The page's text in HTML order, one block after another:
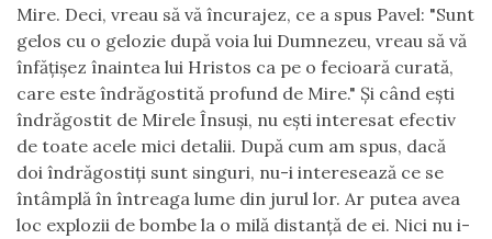
Mire. Deci, vreau să vă încurajez, ce a spus Pavel: "Sunt
gelos cu o gelozie după voia lui Dumnezeu, vreau să vă
înfăţişez înaintea lui Hristos ca pe o fecioară curată,
care este îndrăgostită profund de Mire." Şi când eşti
îndrăgostit de Mirele Însuşi, nu eşti interesat efectiv
de toate acele mici detalii. După cum am spus, dacă
doi îndrăgostiţi sunt singuri, nu-i interesează ce se
întâmplă în întreaga lume din jurul lor. Ar putea avea
loc explozii de bombe la o milă distanţă de ei. Nici nu i-